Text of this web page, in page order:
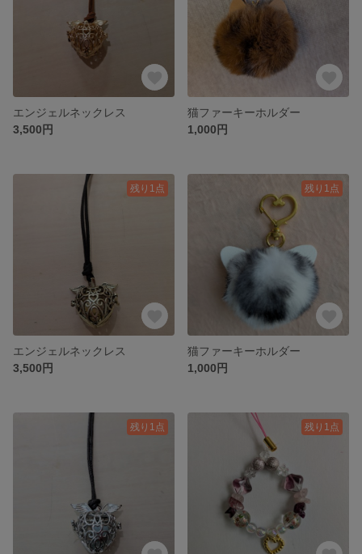
エンジェルネックレス
3,500円
猫ファーキーホルダー
1,000円
残り1点
エンジェルネックレス
3,500円
残り1点
猫ファーキーホルダー
1,000円
残り1点 残り1点